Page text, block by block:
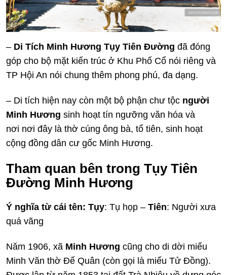
– Di Tích Minh Hương Tụy Tiên Đường đã đóng
góp cho bộ mặt kiến trúc ở Khu Phố Cổ nói riêng và
TP Hội An nói chung thêm phong phú, đa dạng.
– Di tích hiện nay còn một bộ phận chư tộc người
Minh Hương sinh hoạt tín ngưỡng văn hóa và
nơi nơi đây là thờ cúng ông bà, tổ tiên, sinh hoạt
cộng đồng dân cư gốc Minh Hương.
Tham quan bên trong Tụy Tiên
Đường Minh Hương
Ý nghĩa từ cái tên: Tụy: Tụ họp – Tiên: Người xưa
quá vãng
Năm 1906, xã Minh Hương cũng cho di dời miếu
Minh Văn thờ Đế Quân (còn gọi là miếu Tử Đồng).